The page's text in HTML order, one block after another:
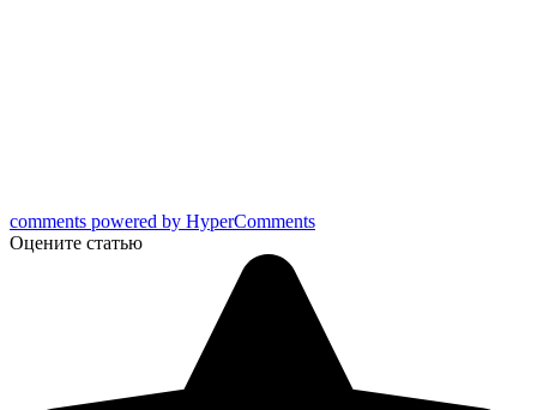
comments powered by HyperComments
Оцените статью